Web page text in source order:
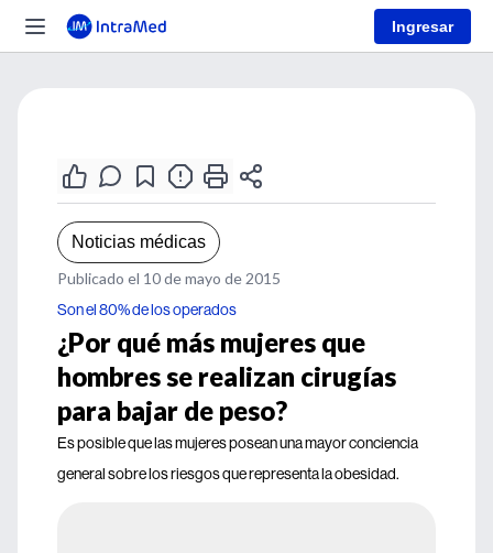
Ingresar
Noticias médicas
Publicado el 10 de mayo de 2015
Son el 80% de los operados
¿Por qué más mujeres que
hombres se realizan cirugías
para bajar de peso?
Es posible que las mujeres posean una mayor conciencia
general sobre los riesgos que representa la obesidad.